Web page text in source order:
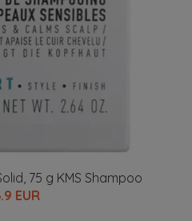
75 g KMS Shampoo
EUR